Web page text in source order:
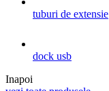
tuburi de extensie
dock usb
Inapoi